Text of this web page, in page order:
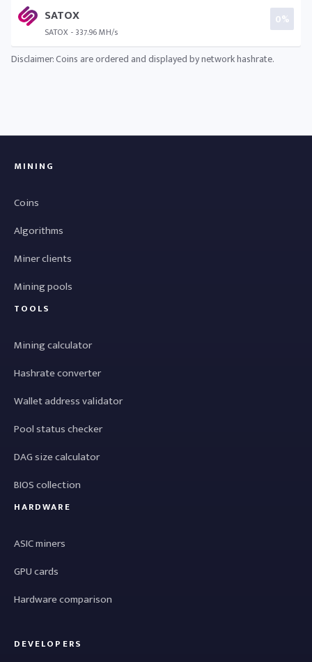
SATOX
SATOX - 337.96 MH/s
0%
Disclaimer: Coins are ordered and displayed by network hashrate.
MINING
Coins
Algorithms
Miner clients
Mining pools
TOOLS
Mining calculator
Hashrate converter
Wallet address validator
Pool status checker
DAG size calculator
BIOS collection
HARDWARE
ASIC miners
GPU cards
Hardware comparison
DEVELOPERS